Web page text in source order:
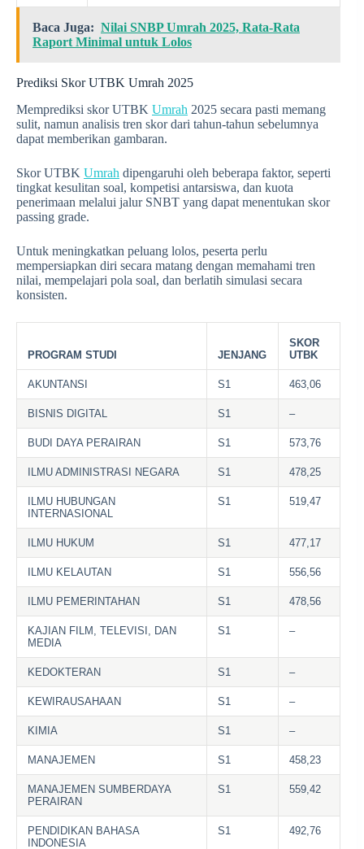
Baca Juga: Nilai SNBP Umrah 2025, Rata-Rata
Raport Minimal untuk Lolos
Prediksi Skor UTBK Umrah 2025
Memprediksi skor UTBK Umrah 2025 secara pasti memang
sulit, namun analisis tren skor dari tahun-tahun sebelumnya
dapat memberikan gambaran.
Skor UTBK Umrah dipengaruhi oleh beberapa faktor, seperti
tingkat kesulitan soal, kompetisi antarsiswa, dan kuota
penerimaan melalui jalur SNBT yang dapat menentukan skor
passing grade.
Untuk meningkatkan peluang lolos, peserta perlu
mempersiapkan diri secara matang dengan memahami tren
nilai, mempelajari pola soal, dan berlatih simulasi secara
konsisten.
PROGRAM STUDI JENJANG
SKOR
UTBK
AKUNTANSI S1 463,06
BISNIS DIGITAL S1 –
BUDI DAYA PERAIRAN S1 573,76
ILMU ADMINISTRASI NEGARA S1 478,25
ILMU HUBUNGAN
INTERNASIONAL
S1 519,47
ILMU HUKUM S1 477,17
ILMU KELAUTAN S1 556,56
ILMU PEMERINTAHAN S1 478,56
KAJIAN FILM, TELEVISI, DAN
MEDIA
S1 –
KEDOKTERAN S1 –
KEWIRAUSAHAAN S1 –
KIMIA S1 –
MANAJEMEN S1 458,23
MANAJEMEN SUMBERDAYA
PERAIRAN
S1 559,42
PENDIDIKAN BAHASA
INDONESIA
S1 492,76